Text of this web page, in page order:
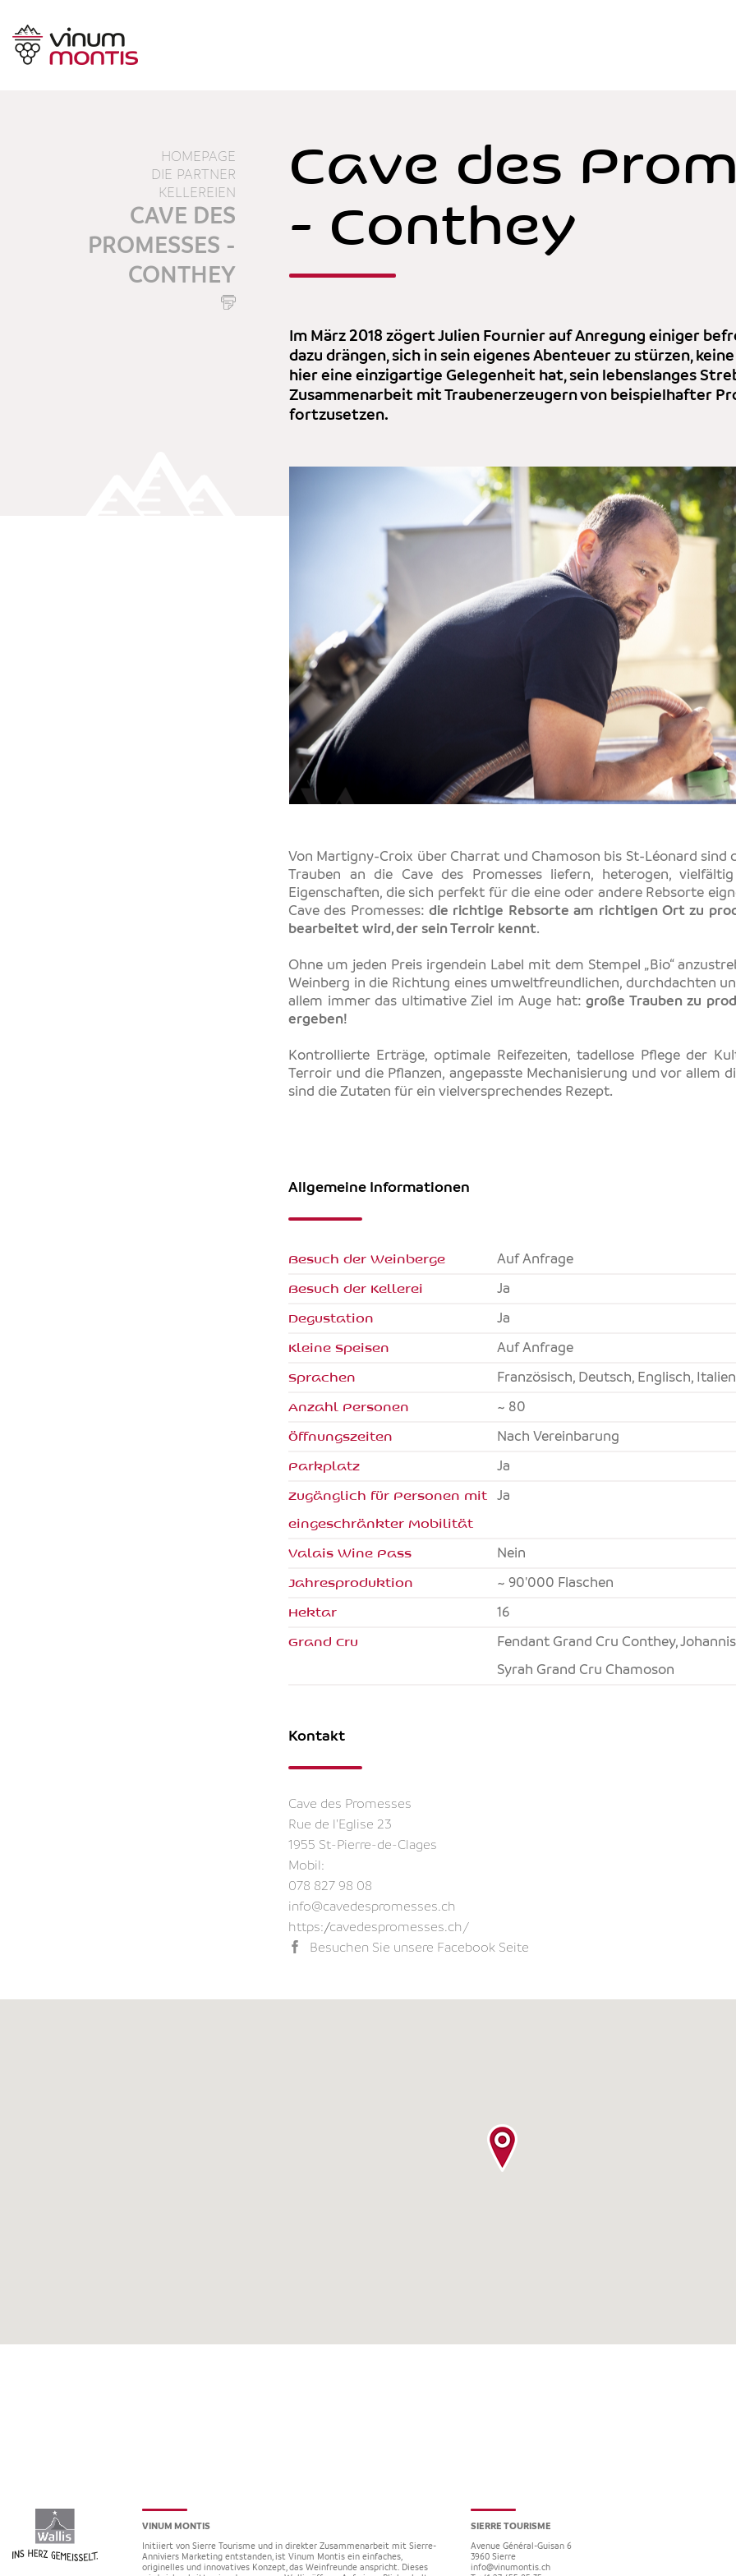
HOMEPAGE
DIE PARTNER
KELLEREIEN
CAVE DES
PROMESSES -
CONTHEY
Cave des
- Conthey
Im März 2018 zögert Julien Fournier auf Anregung einiger
dazu drängen, sich in sein eigenes Abenteuer zu stürzen,
hier eine einzigartige Gelegenheit hat, sein lebenslanges
Zusammenarbeit mit Traubenerzeugern von beispielhafter
fortzusetzen.
Von Martigny-Croix über Charrat und Chamoson bis St-Léonard sind
Trauben an die Cave des Promesses liefern, heterogen,
Eigenschaften, die sich perfekt für die eine oder andere Rebsorte
Cave des Promesses:die richtige Rebsorte am richtigen Ort zu
bearbeitet wird, der sein Terroir kennt.
Ohne um jeden Preis irgendein Label mit dem Stempel „Bio“
Weinberg in die Richtung eines umweltfreundlichen, durchdachten
allem immer das ultimative Ziel im Auge hat:große Trauben zu
ergeben!
Kontrollierte Erträge, optimale Reifezeiten, tadellose Pflege der
Terroir und die Pflanzen, angepasste Mechanisierung und vor allem
sind die Zutaten für ein vielversprechendes Rezept.
Allgemeine Informationen
Besuch der Weinberge Auf Anfrage
Besuch der Kellerei Ja
Degustation Ja
Kleine Speisen Auf Anfrage
Sprachen Französisch, Deutsch, Englisch,
Anzahl Personen ~ 80
Öffnungszeiten Nach Vereinbarung
Parkplatz Ja
Zugänglich für Personen mit
eingeschränkter Mobilität
ja
Valais Wine Pass nein
Jahresproduktion ~ 90'000 Flaschen
Hektar 16
Grand Cru
Fendant Grand Cru Conthey, Johannisberg Grand Cru Chamoson,
Syrah Grand Cru Chamoson
Kontakt
Cave des Promesses
Rue de l'Eglise 23
1955 St-Pierre-de-Clages
Mobil:
078 827 98 08
info@cavedespromesses.ch
https://cavedespromesses.ch/
Besuchen Sie unsere Facebook Seite
VINUM MONTIS
Initiiert von Sierre Tourisme und in direkter Zusammenarbeit mit Sierre-
Anniviers Marketing entstanden, ist Vinum Montis ein einfaches,
originelles und innovatives Konzept, das Weinfreunde anspricht. Dieses
SIERRE TOURISME
Avenue Général-Guisan 6
3960 Sierre
info@vinumontis.ch